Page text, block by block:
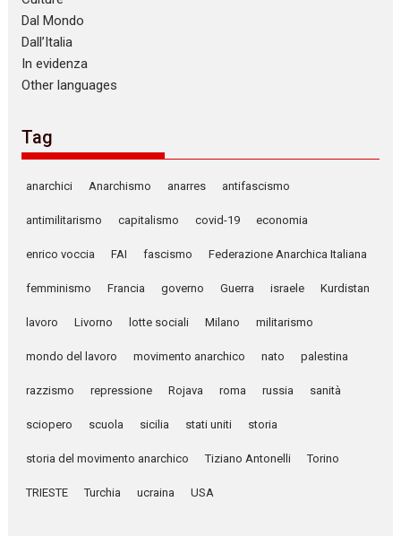
Dal Mondo
Dall’Italia
In evidenza
Other languages
Tag
anarchici Anarchismo anarres antifascismo
antimilitarismo capitalismo covid-19 economia
enrico voccia FAI fascismo Federazione Anarchica Italiana
femminismo Francia governo Guerra israele Kurdistan
lavoro Livorno lotte sociali Milano militarismo
mondo del lavoro movimento anarchico nato palestina
razzismo repressione Rojava roma russia sanità
sciopero scuola sicilia stati uniti storia
storia del movimento anarchico Tiziano Antonelli Torino
TRIESTE Turchia ucraina USA